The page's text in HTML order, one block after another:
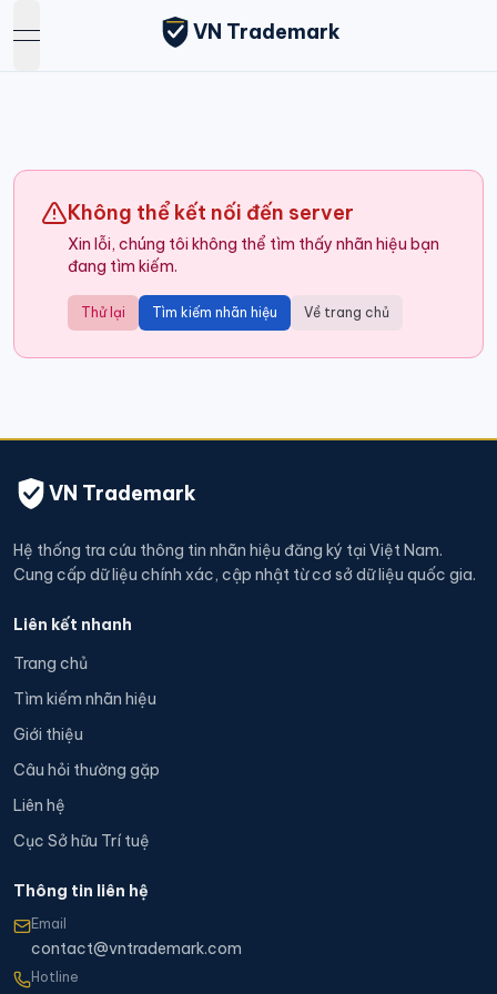
open navigation menu
VN Trademark
Không thể kết nối đến server
Xin lỗi, chúng tôi không thể tìm thấy nhãn hiệu bạn
đang tìm kiếm.
Thử lại Tìm kiếm nhãn hiệu Về trang chủ
VN Trademark
Hệ thống tra cứu thông tin nhãn hiệu đăng ký tại Việt Nam.
Cung cấp dữ liệu chính xác, cập nhật từ cơ sở dữ liệu quốc gia.
Liên kết nhanh
Trang chủ
Tìm kiếm nhãn hiệu
Giới thiệu
Câu hỏi thường gặp
Liên hệ
Cục Sở hữu Trí tuệ
Thông tin liên hệ
Email
contact@vntrademark.com
Hotline